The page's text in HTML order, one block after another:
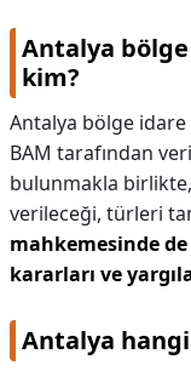
Antalya
kim?
Antalya bölge idare
BAM tarafından
bulunmakla
verileceği, türleri
mahkemesinde
kararları ve
Antalya